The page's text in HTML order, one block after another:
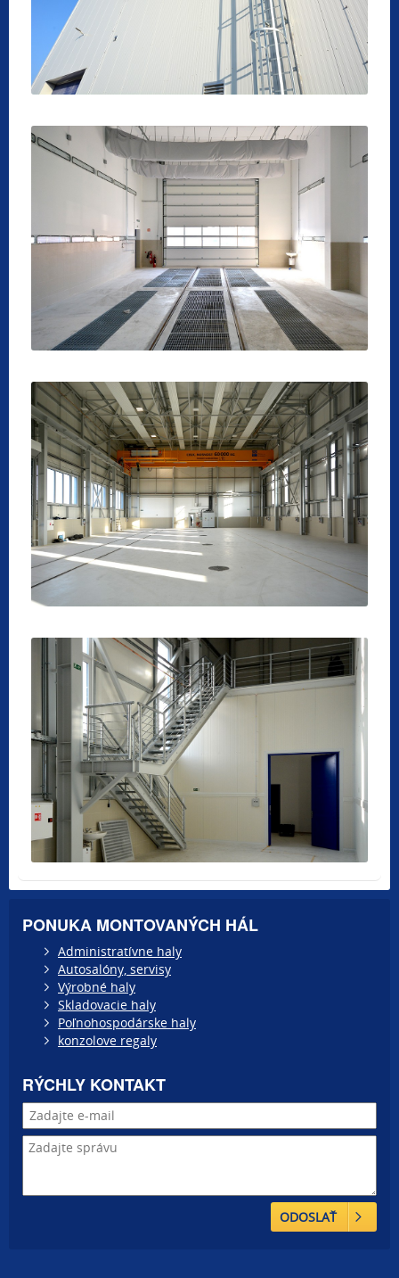
PONUKA MONTOVANÝCH HÁL
Administratívne haly
Autosalóny, servisy
Výrobné haly
Skladovacie haly
Poľnohospodárske haly
konzolove regaly
RÝCHLY KONTAKT
ODOSLAŤ